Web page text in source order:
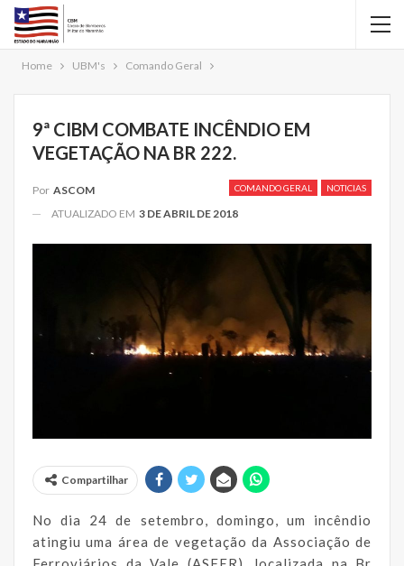
Home UBM's Comando Geral
9ª CIBM COMBATE INCÊNDIO EM
VEGETAÇÃO NA BR 222.
COMANDO GERAL NOTICIAS
Por ASCOM
ATUALIZADO EM 3 DE ABRIL DE 2018
Compartilhar
No dia 24 de setembro, domingo, um incêndio
atingiu uma área de vegetação da Associação de